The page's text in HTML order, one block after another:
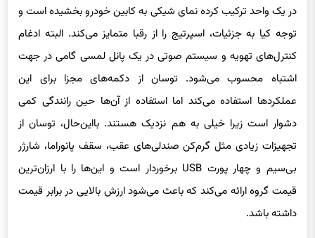
در یک واحد ترکیب کرده نمای شیکی به کابین خودرو بخشیده است و
توجه کیا به جزئیات، اسپرتیج را از رقبا متمایز می‌کند. البته ادغام
کنترل‌های تهویه و سیستم صوتی در یک پانل لمسی گامی در جهت
اشتباه محسوب می‌شود. توسان از دکمه‌های مجزا برای این
عملکردها استفاده می‌کند اما استفاده از آن‌ها حین رانندگی کمی
دشوار است زیرا خیلی به هم نزدیک هستند. بااین‌حال، توسان از
تجهیزات زیادی مثل گرم‌کن صندلی‌های عقب، سقف پانوراما، شارژر
بی‌سیم و چهار پورت USB برخوردار است و این‌ها را با ارزان‌ترین
قیمت گروه ارائه می‌کند که باعث می‌شود ارزش بالایی در برابر قیمت
داشته باشد.